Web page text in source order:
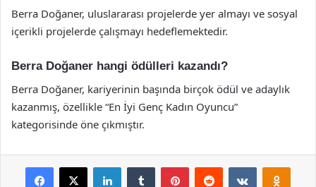
Berra Doğaner, uluslararası projelerde yer almayı ve sosyal
içerikli projelerde çalışmayı hedeflemektedir.
Berra Doğaner hangi ödülleri kazandı?
Berra Doğaner, kariyerinin başında birçok ödül ve adaylık
kazanmış, özellikle “En İyi Genç Kadın Oyuncu”
kategorisinde öne çıkmıştır.
Facebook
X LinkedInTumblr PinterestReddit VKontakte